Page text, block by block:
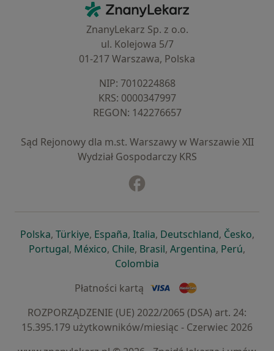
ZnanyLekarz - Strona główna
ZnanyLekarz Sp. z o.o.
ul. Kolejowa 5/7
01-217 Warszawa, Polska
NIP: ⁠7010224868
KRS: ⁠0000347997
REGON: ⁠142276657
Sąd Rejonowy dla m.st. Warszawy w Warszawie XII
Wydział Gospodarczy KRS
Polskaotwiera się w nowej karcie
, Türkiyeotwiera się w nowej karcie
, Españaotwiera się w nowej karcie
, Italiaotwiera się w nowej
, Deutschlandotwiera się
, Česko,
Portugalotwiera się w nowej karcie
, Méxicootwiera się w nowej karcie
, Chileotwiera się w nowej karcie
, Brasilotwiera się w nowej
, Argentinaotwiera się
, Perú,
Colombia
Płatności kartą
ROZPORZĄDZENIE (UE) 2022/2065 (DSA) art. 24:
15.395.179 użytkowników/miesiąc - Czerwiec 2026